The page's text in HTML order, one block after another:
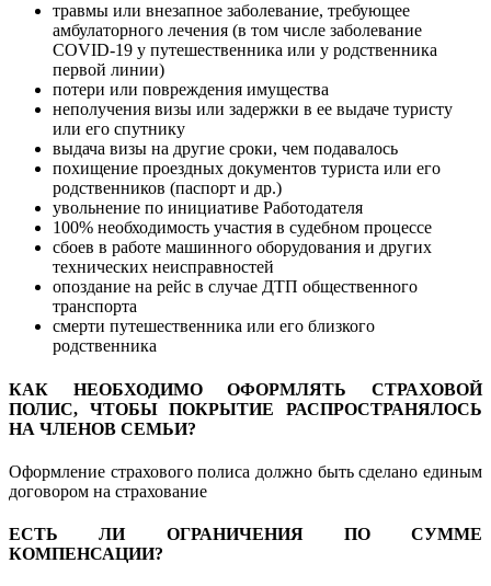
травмы или внезапное заболевание, требующее
амбулаторного лечения (в том числе заболевание
COVID-19 у путешественника или у родственника
первой линии)
потери или повреждения имущества
неполучения визы или задержки в ее выдаче туристу
или его спутнику
выдача визы на другие сроки, чем подавалось
похищение проездных документов туриста или его
родственников (паспорт и др.)
увольнение по инициативе Работодателя
100% необходимость участия в судебном процессе
сбоев в работе машинного оборудования и других
технических неисправностей
опоздание на рейс в случае ДТП общественного
транспорта
смерти путешественника или его близкого
родственника
КАК НЕОБХОДИМО ОФОРМЛЯТЬ СТРАХОВОЙ
ПОЛИС, ЧТОБЫ ПОКРЫТИЕ РАСПРОСТРАНЯЛОСЬ
НА ЧЛЕНОВ СЕМЬИ?
Оформление страхового полиса должно быть сделано единым
договором на страхование
ЕСТЬ ЛИ ОГРАНИЧЕНИЯ ПО СУММЕ
КОМПЕНСАЦИИ?